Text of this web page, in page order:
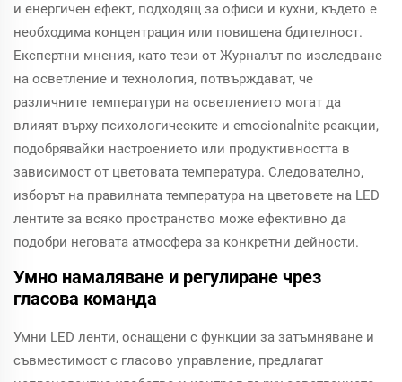
и енергичен ефект, подходящ за офиси и кухни, където е
необходима концентрация или повишена бдителност.
Експертни мнения, като тези от Журналът по изследване
на осветление и технология, потвърждават, че
различните температури на осветлението могат да
влияят върху психологическите и emocionalnite реакции,
подобрявайки настроението или продуктивността в
зависимост от цветовата температура. Следователно,
изборът на правилната температура на цветовете на LED
лентите за всяко пространство може ефективно да
подобри неговата атмосфера за конкретни дейности.
Умно намаляване и регулиране чрез
гласова команда
Умни LED ленти, оснащени с функции за затъмняване и
съвместимост с гласово управление, предлагат